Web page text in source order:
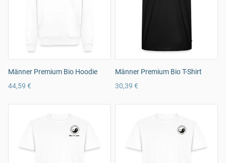
Männer Premium Bio Hoodie
44,59 €
Männer Premium Bio T-Shirt
30,39 €